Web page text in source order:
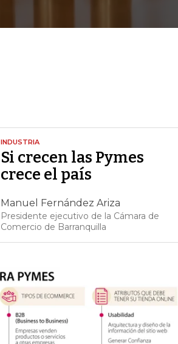
INDUSTRIA
Si crecen las Pymes
crece el país
Manuel Fernández Ariza
Presidente ejecutivo de la Cámara de
Comercio de Barranquilla